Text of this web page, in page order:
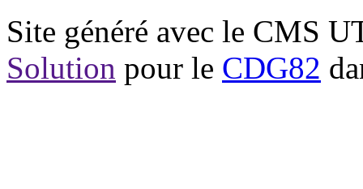
Site généré avec le CMS
Solution pour le CDG82